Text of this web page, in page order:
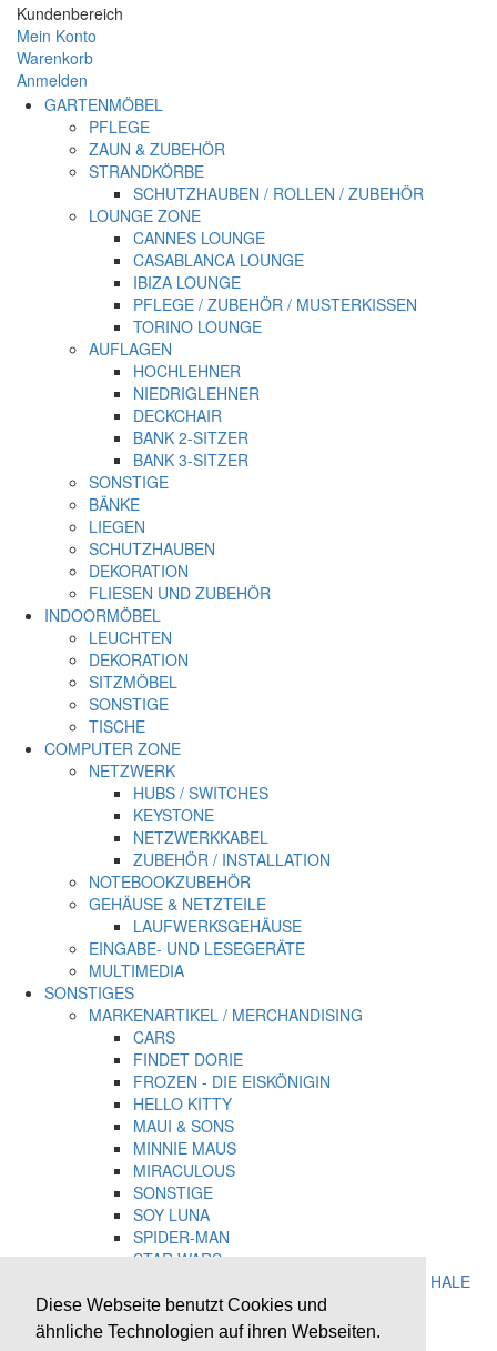
Diese Webseite benutzt Cookies und
ähnliche Technologien auf ihren Webseiten.
Kundenbereich
Mein Konto
Warenkorb
Anmelden
GARTENMÖBEL
PFLEGE
ZAUN & ZUBEHÖR
STRANDKÖRBE
SCHUTZHAUBEN / ROLLEN / ZUBEHÖR
LOUNGE ZONE
CANNES LOUNGE
CASABLANCA LOUNGE
IBIZA LOUNGE
PFLEGE / ZUBEHÖR / MUSTERKISSEN
TORINO LOUNGE
AUFLAGEN
HOCHLEHNER
NIEDRIGLEHNER
DECKCHAIR
BANK 2-SITZER
BANK 3-SITZER
SONSTIGE
BÄNKE
LIEGEN
SCHUTZHAUBEN
DEKORATION
FLIESEN UND ZUBEHÖR
INDOORMÖBEL
LEUCHTEN
DEKORATION
SITZMÖBEL
SONSTIGE
TISCHE
COMPUTER ZONE
NETZWERK
HUBS / SWITCHES
KEYSTONE
NETZWERKKABEL
ZUBEHÖR / INSTALLATION
NOTEBOOKZUBEHÖR
GEHÄUSE & NETZTEILE
LAUFWERKSGEHÄUSE
EINGABE- UND LESEGERÄTE
MULTIMEDIA
SONSTIGES
MARKENARTIKEL / MERCHANDISING
CARS
FINDET DORIE
FROZEN - DIE EISKÖNIGIN
HELLO KITTY
MAUI & SONS
MINNIE MAUS
MIRACULOUS
SONSTIGE
SOY LUNA
SPIDER-MAN
STAR WARS
TIER-MOTIV / STUDIO-PETS / RACHAEL HALE
VIOLETTA
MEISTERLING